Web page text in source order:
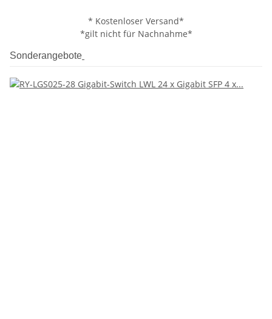
* Kostenloser Versand*
*gilt nicht für Nachnahme*
Sonderangebote